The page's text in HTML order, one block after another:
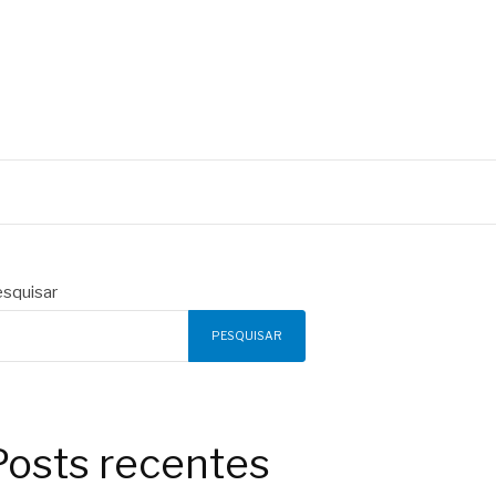
PESQUISAR
recentes